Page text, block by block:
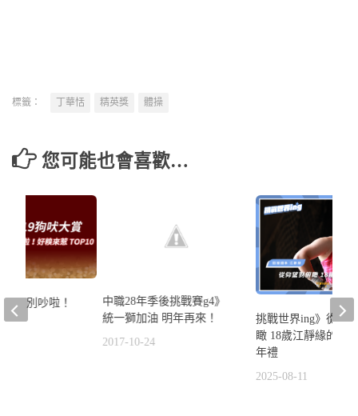
標籤： 丁華恬 精英獎 體操
您可能也會喜歡…
中職28年季後挑戰賽g4》
統一獅加油 明年再來！
2017-10-24
挑戰世界ing》從仰
瞰 18歲江靜緣的世
年禮
2025-08-11
車》別吵啦！